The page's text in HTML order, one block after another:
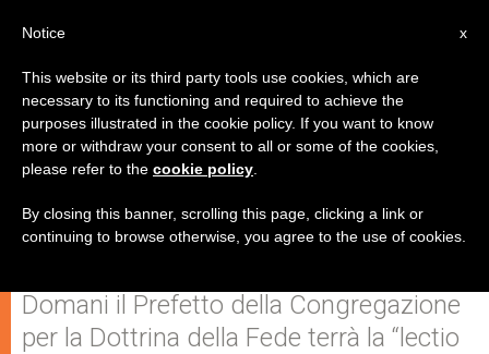
Scola e Müller all'inaugurazione
della Facoltä Teologica dell'Italia
Settentrionale
Domani il Prefetto della Congregazione
per la Dottrina della Fede terrà la “lectio
x
Notice
This website or its third party tools use cookies, which are
necessary to its functioning and required to achieve the
purposes illustrated in the cookie policy. If you want to know
more or withdraw your consent to all or some of the cookies,
please refer to the cookie policy
By closing this banner, scrolling this page, clicking a link or
continuing to browse otherwise, you agree to the use of cookies.